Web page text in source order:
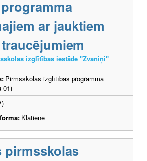
ar jauktiem
izglītības iestāde "Zvaniņi"
Pirmsskolas izglītības programma
01)
Klātiene
pirmsskolas